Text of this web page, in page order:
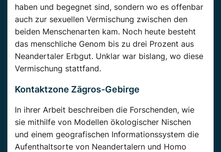
haben und begegnet sind, sondern wo es offenbar
auch zur sexuellen Vermischung zwischen den
beiden Menschenarten kam. Noch heute besteht
das menschliche Genom bis zu drei Prozent aus
Neandertaler Erbgut. Unklar war bislang, wo diese
Vermischung stattfand.
Kontaktzone Zāgros-Gebirge
In ihrer Arbeit beschreiben die Forschenden, wie
sie mithilfe von Modellen ökologischer Nischen
und einem geografischen Informationssystem die
Aufenthaltsorte von Neandertalern und Homo